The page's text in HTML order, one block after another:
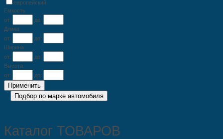
европейский
Емкость
от:
до:
Длина
от:
до:
Ширина
от:
до:
Высота
от:
до:
Каталог ТОВАРОВ